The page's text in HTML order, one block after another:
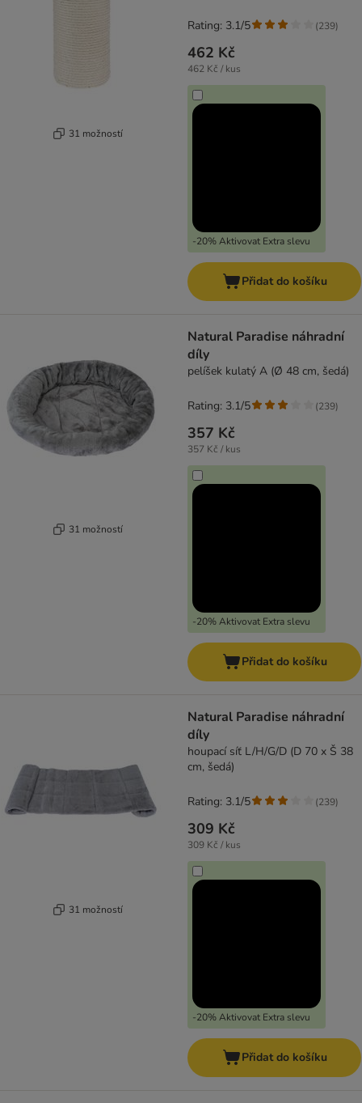
31 možností
462 Kč
462 Kč / kus
-20% Aktivovat Extra slevu
Rating: 3.1/5 (239)
Přidat do košíku
31 možností
Natural Paradise náhradní
díly
pelíšek kulatý A (Ø 48 cm, šedá)
357 Kč
357 Kč / kus
-20% Aktivovat Extra slevu
Rating: 3.1/5 (239)
Přidat do košíku
31 možností
Natural Paradise náhradní
díly
houpací síť L/H/G/D (D 70 x Š 38
cm, šedá)
309 Kč
309 Kč / kus
-20% Aktivovat Extra slevu
Rating: 3.1/5 (239)
Přidat do košíku